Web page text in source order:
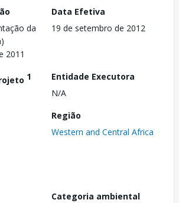
da
2011
Data Efetiva
19 de setembro de 2012
1
Entidade Executora
N/A
Região
Western and Central Africa
Categoria ambiental